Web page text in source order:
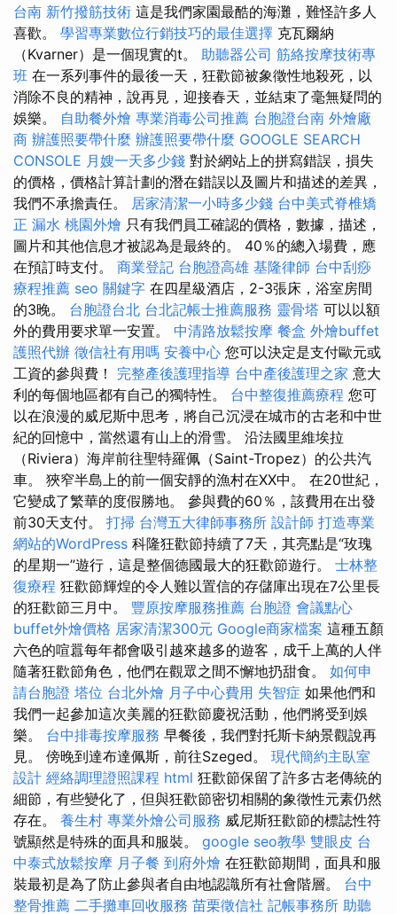
台南 新竹撥筋技術 這是我們家園最酷的海灘，難怪許多人
喜歡。 學習專業數位行銷技巧的最佳選擇 克瓦爾納
（Kvarner）是一個現實的t。 助聽器公司 筋絡按摩技術專
班 在一系列事件的最後一天，狂歡節被象徵性地殺死，以
消除不良的精神，說再見，迎接春天，並結束了毫無疑問的
娛樂。 自助餐外燴 專業消毒公司推薦 台胞證台南 外燴廠
商 辦護照要帶什麼 辦護照要帶什麼 GOOGLE SEARCH
CONSOLE 月嫂一天多少錢 對於網站上的拼寫錯誤，損失
的價格，價格計算計劃的潛在錯誤以及圖片和描述的差異，
我們不承擔責任。 居家清潔一小時多少錢 台中美式脊椎矯
正 漏水 桃園外燴 只有我們員工確認的價格，數據，描述，
圖片和其他信息才被認為是最終的。 40％的總入場費，應
在預訂時支付。 商業登記 台胞證高雄 基隆律師 台中刮痧
療程推薦 seo 關鍵字 在四星級酒店，2-3張床，浴室房間
的3晚。 台胞證台北 台北記帳士推薦服務 靈骨塔 可以以額
外的費用要求單一安置。 中清路放鬆按摩 餐盒 外燴buffet
護照代辦 徵信社有用嗎 安養中心 您可以決定是支付歐元或
工資的參與費！ 完整產後護理指導 台中產後護理之家 意大
利的每個地區都有自己的獨特性。 台中整復推薦療程 您可
以在浪漫的威尼斯中思考，將自己沉浸在城市的古老和中世
紀的回憶中，當然還有山上的滑雪。 沿法國里維埃拉
（Riviera）海岸前往聖特羅佩（Saint-Tropez）的公共汽
車。 狹窄半島上的前一個安靜的漁村在XX中。 在20世紀，
它變成了繁華的度假勝地。 參與費的60％，該費用在出發
前30天支付。 打掃 台灣五大律師事務所 設計師 打造專業
網站的WordPress 科隆狂歡節持續了7天，其亮點是“玫瑰
的星期一”遊行，這是整個德國最大的狂歡節遊行。 士林整
復療程 狂歡節輝煌的令人難以置信的存儲庫出現在7公里長
的狂歡節三月中。 豐原按摩服務推薦 台胞證 會議點心
buffet外燴價格 居家清潔300元 Google商家檔案 這種五顏
六色的喧囂每年都會吸引越來越多的遊客，成千上萬的人伴
隨著狂歡節角色，他們在觀眾之間不懈地扔甜食。 如何申
請台胞證 塔位 台北外燴 月子中心費用 失智症 如果他們和
我們一起參加這次美麗的狂歡節慶祝活動，他們將受到娛
樂。 台中排毒按摩服務 早餐後，我們對托斯卡納景觀說再
見。 傍晚到達布達佩斯，前往Szeged。 現代簡約主臥室
設計 經絡調理證照課程 html 狂歡節保留了許多古老傳統的
細節，有些變化了，但與狂歡節密切相關的象徵性元素仍然
存在。 養生村 專業外燴公司服務 威尼斯狂歡節的標誌性符
號顯然是特殊的面具和服裝。 google seo教學 雙眼皮 台
中泰式放鬆按摩 月子餐 到府外燴 在狂歡節期間，面具和服
裝最初是為了防止參與者自由地認識所有社會階層。 台中
整骨推薦 二手攤車回收服務 苗栗徵信社 記帳事務所 助聽